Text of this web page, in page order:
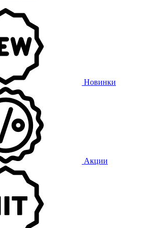
Новинки
Акции